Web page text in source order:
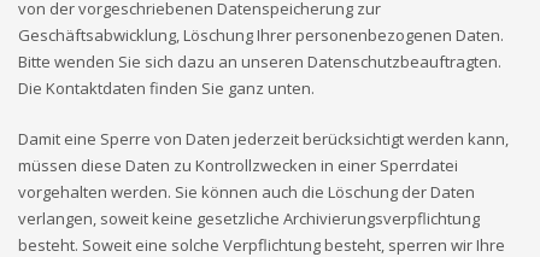
von der vorgeschriebenen Datenspeicherung zur
Geschäftsabwicklung, Löschung Ihrer personenbezogenen Daten.
Bitte wenden Sie sich dazu an unseren Datenschutzbeauftragten.
Die Kontaktdaten finden Sie ganz unten.
Damit eine Sperre von Daten jederzeit berücksichtigt werden kann,
müssen diese Daten zu Kontrollzwecken in einer Sperrdatei
vorgehalten werden. Sie können auch die Löschung der Daten
verlangen, soweit keine gesetzliche Archivierungsverpflichtung
besteht. Soweit eine solche Verpflichtung besteht, sperren wir Ihre